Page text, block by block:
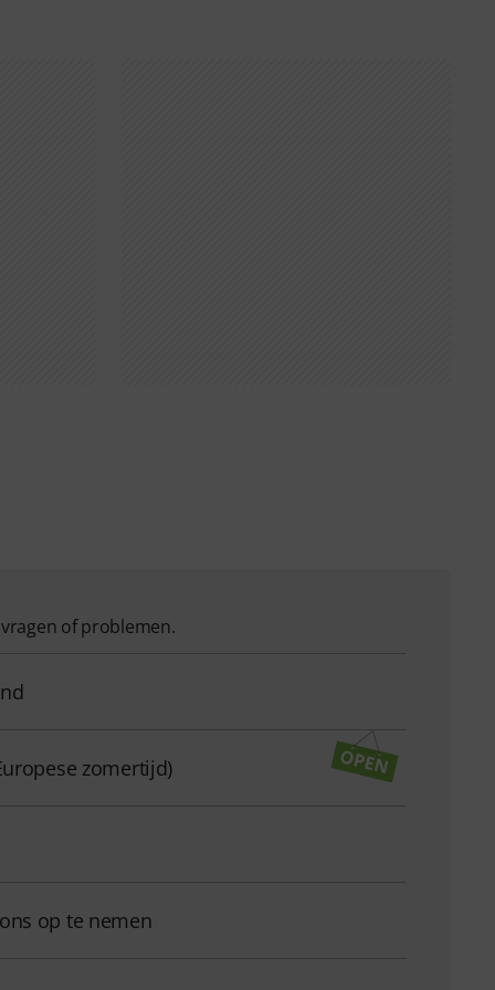
of problemen.
zomertijd)
op te nemen